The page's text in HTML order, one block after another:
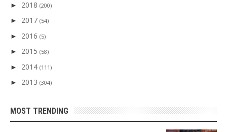
► 2018 (200)
► 2017 (54)
► 2016 (5)
► 2015 (58)
► 2014 (111)
► 2013 (304)
MOST TRENDING